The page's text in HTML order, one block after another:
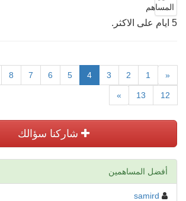
5 ايام على الاكثر.
«
1
2
3
4
5
6
7
8
12
13
»
شاركنا سؤالك
أفضل المساهمين
samird